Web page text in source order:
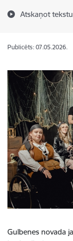
Atskaņot tekstu
Publicēts: 07.05.2026.
Gulbenes novada